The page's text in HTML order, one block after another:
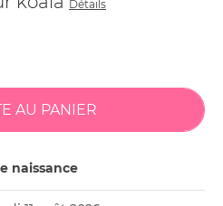
Détails
naissance